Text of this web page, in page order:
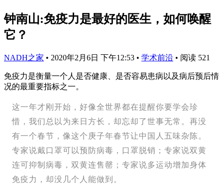
钟南山:免疫力是最好的医生，如何唤醒
它？
NADH之家 • 2020年2月6日 下午12:53 • 学术前沿 • 阅读 521
免疫力是衡量一个人是否健康、是否容易患病以及病后预后情
况的最重要指标之一。
这一年才刚开始，好像全世界都在提醒你要学会珍
惜，我们总以为来日方长，却忘却了世事无常。再没
有一个春节，像这个庚子年春节让中国人五味杂陈。
专家说戴口罩可以预防病毒，口罩脱销；专家说双黄
连可抑制病毒，双黄连售罄；专家说多运动增加身体
免疫力，却没几个人能做到。